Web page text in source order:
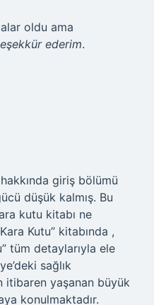
oldu ama
ederim.
giriş bölümü
düşük kalmış. Bu
kutu kitabı ne
Kutu” kitabında ,
tüm detaylarıyla ele
sağlık
itibaren yaşanan büyük
konulmaktadır.